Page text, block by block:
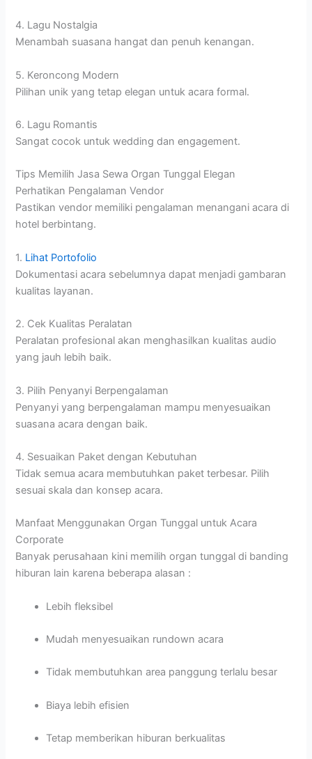
4. Lagu Nostalgia
Menambah suasana hangat dan penuh kenangan.
5. Keroncong Modern
Pilihan unik yang tetap elegan untuk acara formal.
6. Lagu Romantis
Sangat cocok untuk wedding dan engagement.
Tips Memilih Jasa Sewa Organ Tunggal Elegan
Perhatikan Pengalaman Vendor
Pastikan vendor memiliki pengalaman menangani acara di
hotel berbintang.
1. Lihat Portofolio
Dokumentasi acara sebelumnya dapat menjadi gambaran
kualitas layanan.
2. Cek Kualitas Peralatan
Peralatan profesional akan menghasilkan kualitas audio
yang jauh lebih baik.
3. Pilih Penyanyi Berpengalaman
Penyanyi yang berpengalaman mampu menyesuaikan
suasana acara dengan baik.
4. Sesuaikan Paket dengan Kebutuhan
Tidak semua acara membutuhkan paket terbesar. Pilih
sesuai skala dan konsep acara.
Manfaat Menggunakan Organ Tunggal untuk Acara
Corporate
Banyak perusahaan kini memilih organ tunggal di banding
hiburan lain karena beberapa alasan :
Lebih fleksibel
Mudah menyesuaikan rundown acara
Tidak membutuhkan area panggung terlalu besar
Biaya lebih efisien
Tetap memberikan hiburan berkualitas